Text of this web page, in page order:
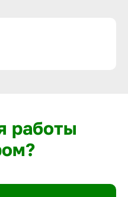
работы